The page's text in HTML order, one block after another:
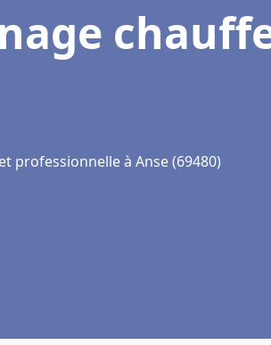
professionnelle à Anse (69480)